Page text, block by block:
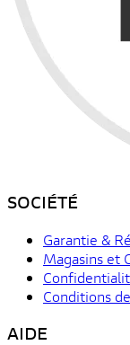
SOCIÉTÉ
Garantie &
Magasins et
Conditions
AIDE